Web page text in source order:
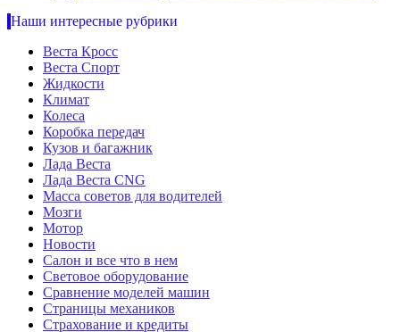
Наши интересные рубрики
Веста Кросс
Веста Спорт
Жидкости
Климат
Колеса
Коробка передач
Кузов и багажник
Лада Веста
Лада Веста CNG
Масса советов для водителей
Мозги
Мотор
Новости
Салон и все что в нем
Световое оборудование
Сравнение моделей машин
Страницы механиков
Страхование и кредиты